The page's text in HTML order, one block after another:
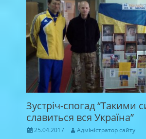
Зустріч-спогад “Такими
славиться вся Україна”
Posted
25.04.2017 Author
Адміністратор сайту